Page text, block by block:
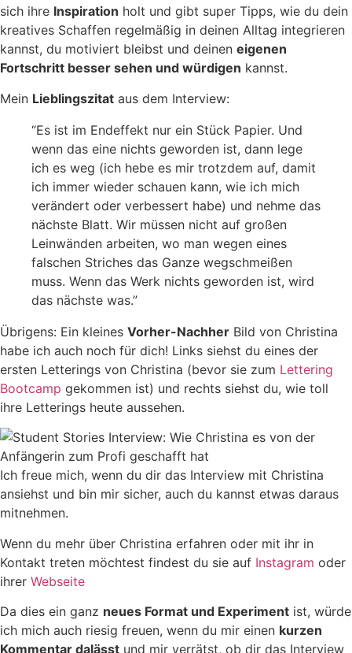
sich ihre Inspiration holt und gibt super Tipps, wie du dein
kreatives Schaffen regelmäßig in deinen Alltag integrieren
kannst, du motiviert bleibst und deinen eigenen
Fortschritt besser sehen und würdigen kannst.
Mein Lieblingszitat aus dem Interview:
“Es ist im Endeffekt nur ein Stück Papier. Und
wenn das eine nichts geworden ist, dann lege
ich es weg (ich hebe es mir trotzdem auf, damit
ich immer wieder schauen kann, wie ich mich
verändert oder verbessert habe) und nehme das
nächste Blatt. Wir müssen nicht auf großen
Leinwänden arbeiten, wo man wegen eines
falschen Striches das Ganze wegschmeißen
muss. Wenn das Werk nichts geworden ist, wird
das nächste was.”
Übrigens: Ein kleines Vorher-Nachher Bild von Christina
habe ich auch noch für dich! Links siehst du eines der
ersten Letterings von Christina (bevor sie zum Lettering
Bootcamp gekommen ist) und rechts siehst du, wie toll
ihre Letterings heute aussehen.
Ich freue mich, wenn du dir das Interview mit Christina
ansiehst und bin mir sicher, auch du kannst etwas daraus
mitnehmen.
Wenn du mehr über Christina erfahren oder mit ihr in
Kontakt treten möchtest findest du sie auf Instagram oder
ihrer Webseite
Da dies ein ganz neues Format und Experiment ist, würde
ich mich auch riesig freuen, wenn du mir einen kurzen
Kommentar dalässt und mir verrätst, ob dir das Interview